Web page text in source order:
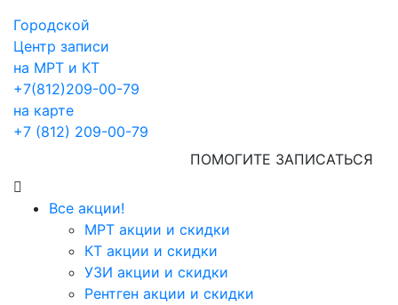
Городской
Центр записи
на МРТ и КТ
+7(812)209-00-79
на карте
+7 (812) 209-00-79
ПОМОГИТЕ ЗАПИСАТЬСЯ
Все акции!
МРТ акции и скидки
КТ акции и скидки
УЗИ акции и скидки
Рентген акции и скидки